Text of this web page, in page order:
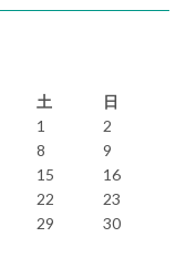
土
日
1
2
8
9
15
16
22
23
29
30